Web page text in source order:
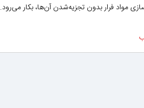
مواد فرار بدون تجزیه‌شدن آن‌ها، بکار می‌رود.